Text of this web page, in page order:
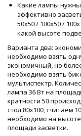
Какие лампы
эффективно
50х50 / 100х50 /
какой высоте
Варианта два:
необходимо взять
экономичный, но
необходимо взять
мультиспектр.
лампа 36 Вт на
кратности 50
стол 80х100, считаем
необходимо на
площади засветки.